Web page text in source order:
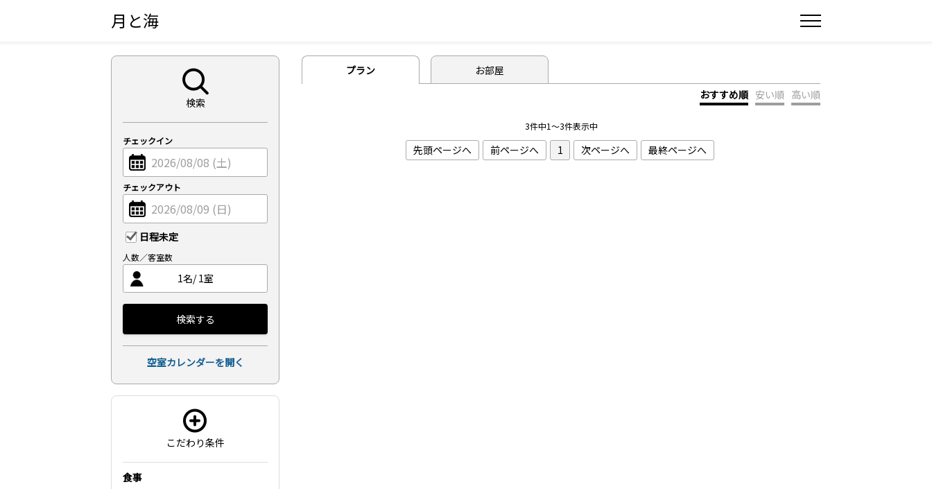
月と海
検索
チェックイン
チェックアウト
日程未定
人数／客室数
1名/1室
検索する
空室カレンダーを開く
こだわり条件
食事
プラン
お部屋
おすすめ順 安い順 高い順
3件中1～3件表示中
先頭ページへ 前ページへ 1 次ページへ 最終ページへ